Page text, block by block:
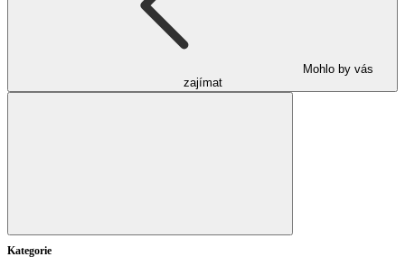
Mohlo by vás
zajímat
Kategorie